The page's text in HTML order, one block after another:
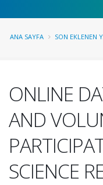
ANA SAYFA SON EKLENEN
ONLINE
AND
SCIENCE